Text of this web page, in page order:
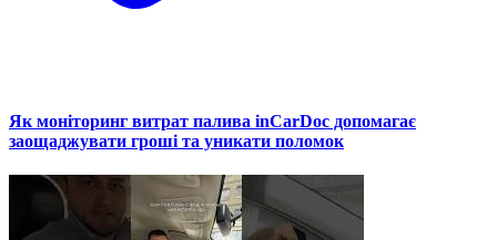
Як моніторинг витрат палива inCarDoc допомагає
заощаджувати гроші та уникати поломок